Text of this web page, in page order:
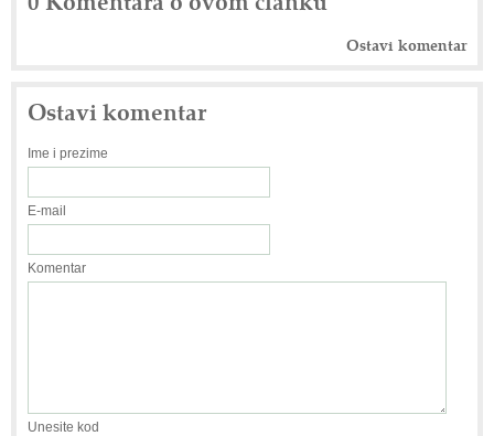
Ostavi komentar
Ostavi komentar
Ime i prezime
E-mail
Komentar
Unesite kod